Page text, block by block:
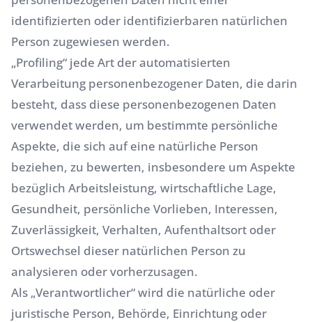
identifizierten oder identifizierbaren natürlichen
Person zugewiesen werden.
„Profiling“ jede Art der automatisierten
Verarbeitung personenbezogener Daten, die darin
besteht, dass diese personenbezogenen Daten
verwendet werden, um bestimmte persönliche
Aspekte, die sich auf eine natürliche Person
beziehen, zu bewerten, insbesondere um Aspekte
bezüglich Arbeitsleistung, wirtschaftliche Lage,
Gesundheit, persönliche Vorlieben, Interessen,
Zuverlässigkeit, Verhalten, Aufenthaltsort oder
Ortswechsel dieser natürlichen Person zu
analysieren oder vorherzusagen.
Als „Verantwortlicher“ wird die natürliche oder
juristische Person, Behörde, Einrichtung oder